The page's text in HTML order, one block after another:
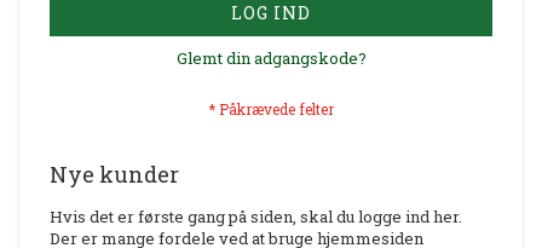
LOG IND
Glemt din adgangskode?
Nye kunder
Hvis det er første gang på siden, skal du logge ind her.
Der er mange fordele ved at bruge hjemmesiden